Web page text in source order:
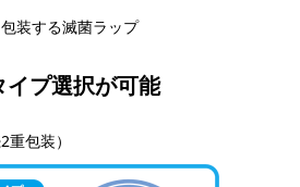
装する滅菌ラップ
プ選択が可能
包装）